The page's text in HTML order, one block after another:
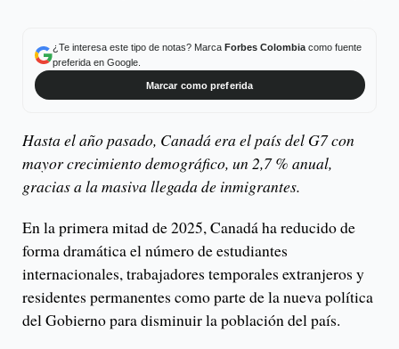
¿Te interesa este tipo de notas? Marca Forbes Colombiacomo fuente
preferida en Google.
Marcar como preferida
Hasta el año pasado, Canadá era el país del G7 con
mayor crecimiento demográfico, un 2,7 % anual,
gracias a la masiva llegada de inmigrantes.
En la primera mitad de 2025, Canadá ha reducido de
forma dramática el número de estudiantes
internacionales, trabajadores temporales extranjeros y
residentes permanentes como parte de la nueva política
del Gobierno para disminuir la población del país.